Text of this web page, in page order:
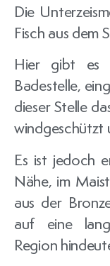
Die
Fisch aus dem
Hier gibt es
Badestelle,
dieser Stelle
windgeschützt
Es ist jedoch
Nähe, im
aus der
auf eine
Region